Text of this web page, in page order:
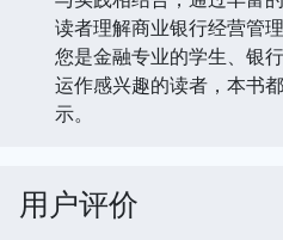
读者理解商业银行经营管
您是金融专业的学生、银
运作感兴趣的读者，本书
示。
用户评价